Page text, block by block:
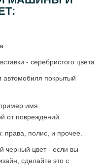
- серебристого цвета
автомобиля покрытый
имя
от повреждений
права, полис, и прочее.
черный цвет - если вы
сделайте это с